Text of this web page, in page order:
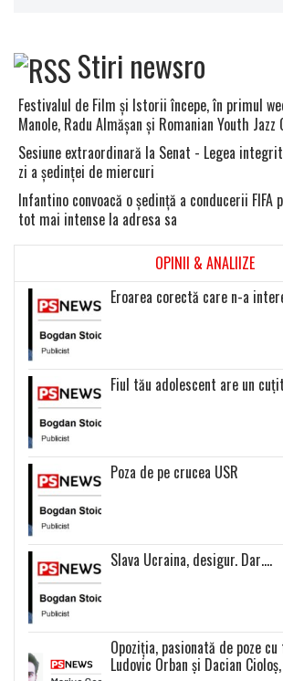
Stiri newsro
Festivalul de Film şi Istorii începe, în primul
Manole, Radu Almăşan şi Romanian Youth
Sesiune extraordinară la Senat - Legea
zi a şedinţei de miercuri
Infantino convoacă o şedinţă a conducerii
tot mai intense la adresa sa
OPINII & ANALIIZE
Eroarea corectă care n-a
Fiul tău adolescent are un
Poza de pe crucea USR
Slava Ucraina, desigur. Dar….
Opoziția, pasionată de poze
Ludovic Orban și Dacian